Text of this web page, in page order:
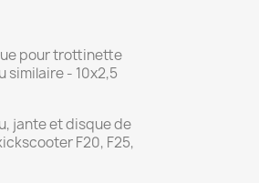
pour trottinette
similaire - 10x2,5
jante et disque de
F20, F25,